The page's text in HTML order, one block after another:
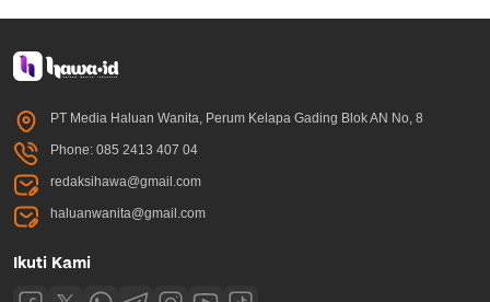
PT Media Haluan Wanita, Perum Kelapa Gading Blok AN No, 8
Phone: 085 2413 407 04
redaksihawa@gmail.com
haluanwanita@gmail.com
Ikuti Kami